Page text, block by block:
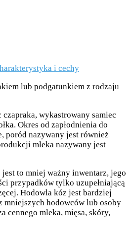
i cechy
lub podgatunkiem z rodzaju
czapraka, wykastrowany samiec
Okres od zapłodnienia do
poród nazywany jest również
mleka nazywany jest
to mniej ważny inwentarz, jego
przypadków tylko uzupełniającą
Hodowla kóz jest bardziej
mniejszych hodowców lub osoby
cennego mleka, mięsa, skóry,